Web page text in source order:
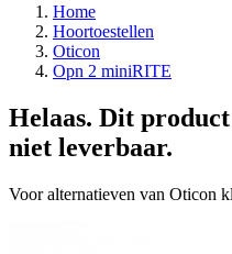
Home
Hoortoestellen
Oticon
Opn 2 miniRITE
Helaas. Dit
niet leverbaar.
Voor alternatieven van Oticon